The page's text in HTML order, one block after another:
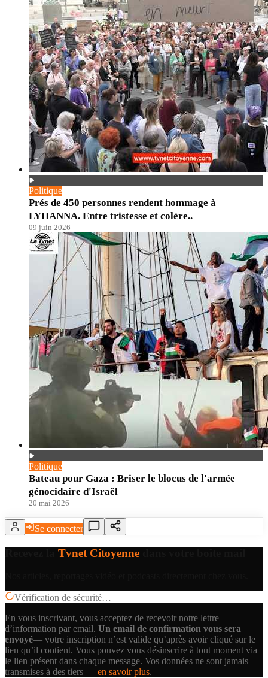
Politique
Prés de 450 personnes rendent hommage à
LYHANNA. Entre tristesse et colère..
09 juin 2026
Politique
Bateau pour Gaza : Briser le blocus de l'armée
génocidaire d'Israël
20 mai 2026
Se connecter
Tvnet Citoyenne
Vérification de sécurité…
En vous inscrivant, vous acceptez de recevoir notre lettre
d’information par email. Un email de confirmation vous sera
envoyé— votre inscription n’est valide qu’après avoir cliqué sur le
lien qu’il contient. Vous pouvez vous désinscrire à tout moment via
le lien présent dans chaque message. Vos données ne sont jamais
transmises à des tiers — en savoir plus.